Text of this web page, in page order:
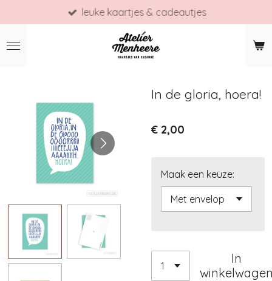
direct
naar
leuke kaartjes & cadeautjes
In de gloria, hoera!
€ 2,00
Maak een keuze:
In